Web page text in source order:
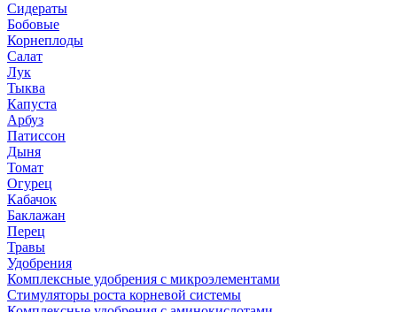
Сидераты
Бобовые
Корнеплоды
Салат
Лук
Тыква
Капуста
Арбуз
Патиссон
Дыня
Томат
Огурец
Кабачок
Баклажан
Перец
Травы
Удобрения
Комплексные удобрения с микроэлементами
Стимуляторы роста корневой системы